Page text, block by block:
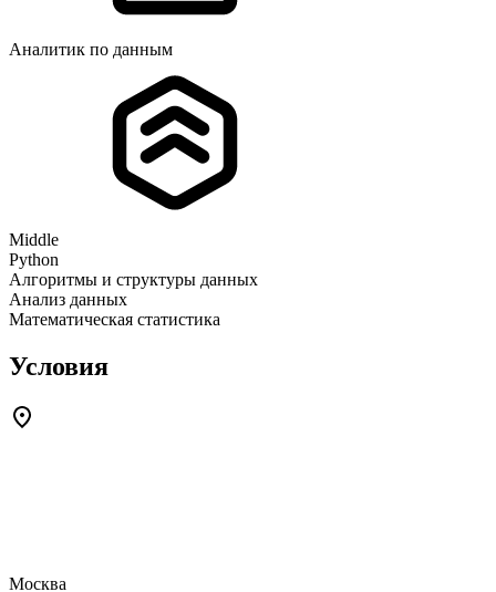
Аналитик по данным
Middle
Python
Алгоритмы и структуры данных
Анализ данных
Математическая статистика
Условия
Москва